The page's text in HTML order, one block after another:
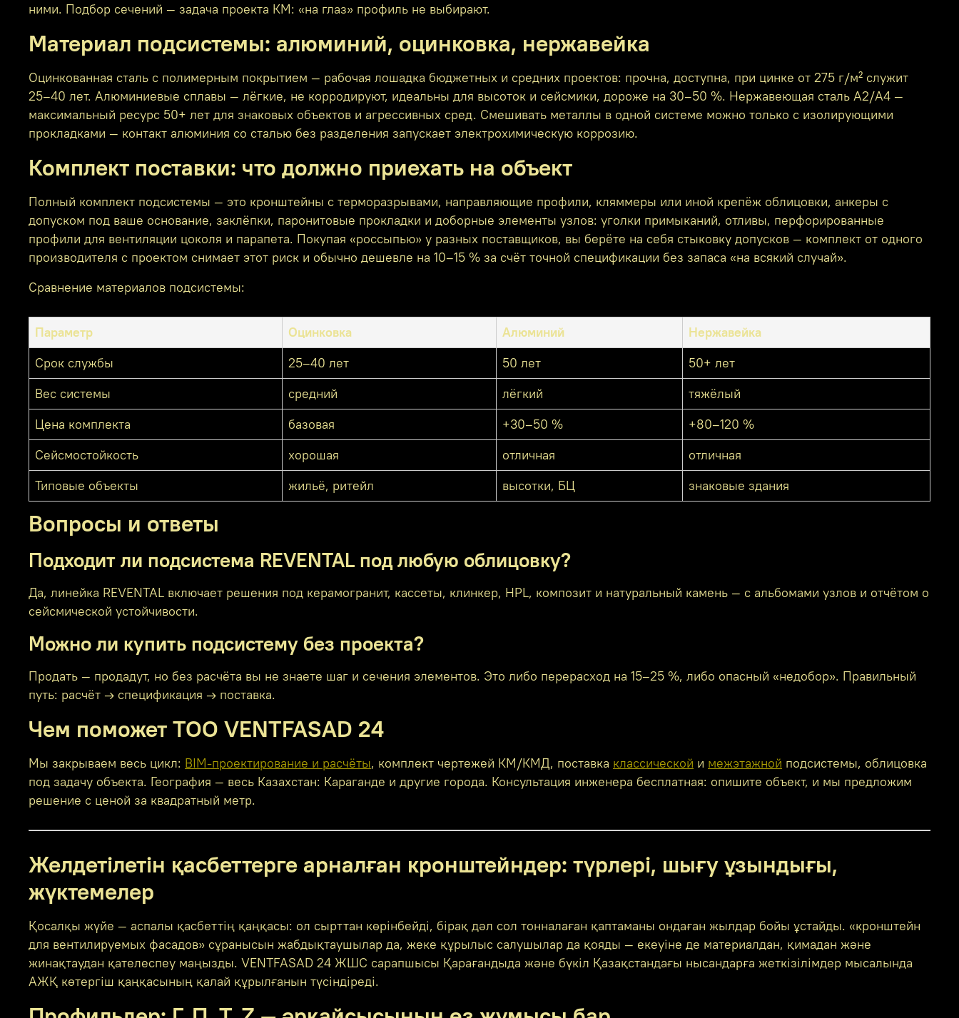
ними. Подбор сечений — задача проекта КМ: «на глаз» профиль не выбирают.
Материал подсистемы: алюминий, оцинковка, нержавейка
Оцинкованная сталь с полимерным покрытием — рабочая лошадка бюджетных и средних проектов: прочна, доступна, при цинке от 275 г/м² служит
25–40 лет. Алюминиевые сплавы — лёгкие, не корродируют, идеальны для высоток и сейсмики, дороже на 30–50 %. Нержавеющая сталь A2/A4 —
максимальный ресурс 50+ лет для знаковых объектов и агрессивных сред. Смешивать металлы в одной системе можно только с изолирующими
прокладками — контакт алюминия со сталью без разделения запускает электрохимическую коррозию.
Комплект поставки: что должно приехать на объект
Полный комплект подсистемы — это кронштейны с терморазрывами, направляющие профили, кляммеры или иной крепёж облицовки, анкеры с
допуском под ваше основание, заклёпки, паронитовые прокладки и доборные элементы узлов: уголки примыканий, отливы, перфорированные
профили для вентиляции цоколя и парапета. Покупая «россыпью» у разных поставщиков, вы берёте на себя стыковку допусков — комплект от одного
производителя с проектом снимает этот риск и обычно дешевле на 10–15 % за счёт точной спецификации без запаса «на всякий случай».
Сравнение материалов подсистемы:
Параметр Оцинковка Алюминий
Нержавейка
Срок службы
25–40 лет 50 лет
50+ лет
Вес системы
средний лёгкий
тяжёлый
Цена комплекта
базовая +30–50 %
+80–120 %
Сейсмостойкость
хорошая отличная
отличная
Типовые объекты
жильё, ритейл высотки, БЦ знаковые здания
Вопросы и ответы
Подходит ли подсистема REVENTAL под любую облицовку?
Да, линейка REVENTAL включает решения под керамогранит, кассеты, клинкер, HPL, композит и натуральный камень — с альбомами узлов и отчётом о
сейсмической устойчивости.
Можно ли купить подсистему без проекта?
Продать — продадут, но без расчёта вы не знаете шаг и сечения элементов. Это либо перерасход на 15–25 %, либо опасный «недобор». Правильный
путь: расчёт → спецификация → поставка.
Чем поможет ТОО VENTFASAD 24
Мы закрываем весь цикл: BIM-проектирование и расчёты, комплект чертежей КМ/КМД, поставка классической и межэтажной подсистемы, облицовка
под задачу объекта. География — весь Казахстан: Караганде и другие города. Консультация инженера бесплатная: опишите объект, и мы предложим
решение с ценой за квадратный метр.
Желдетілетін қасбеттерге арналған кронштейндер: түрлері, шығу ұзындығы,
жүктемелер
Қосалқы жүйе — аспалы қасбеттің қаңқасы: ол сырттан көрінбейді, бірақ дәл сол тонналаған қаптаманы ондаған жылдар бойы ұстайды. «кронштейн
для вентилируемых фасадов» сұранысын жабдықтаушылар да, жеке құрылыс салушылар да қояды — екеуіне де материалдан, қимадан және
жинақтаудан қателеспеу маңызды. VENTFASAD 24 ЖШС сарапшысы Қарағандыда және бүкіл Қазақстандағы нысандарға жеткізілімдер мысалында
АЖҚ көтергіш қаңқасының қалай құрылғанын түсіндіреді.